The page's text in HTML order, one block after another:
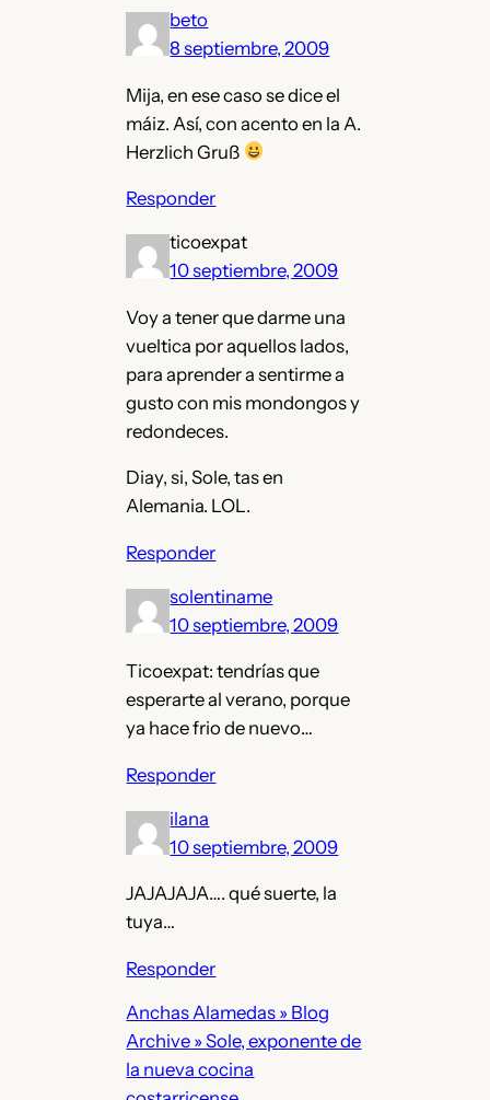
beto
8 septiembre, 2009
Mija, en ese caso se dice el
máiz. Así, con acento en la A.
Herzlich Gruß
Responder
ticoexpat
10 septiembre, 2009
Voy a tener que darme una
vueltica por aquellos lados,
para aprender a sentirme a
gusto con mis mondongos y
redondeces.
Diay, si, Sole, tas en
Alemania. LOL.
Responder
solentiname
10 septiembre, 2009
Ticoexpat: tendrías que
esperarte al verano, porque
ya hace frio de nuevo…
Responder
ilana
10 septiembre, 2009
JAJAJAJA…. qué suerte, la
tuya…
Responder
Anchas Alamedas » Blog
Archive » Sole, exponente de
la nueva cocina